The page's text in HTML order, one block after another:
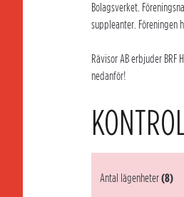
Bolagsverket.
suppleanter. Föreningen
Rävisor AB erbjuder
nedanför!
Antal lägenheter(8)